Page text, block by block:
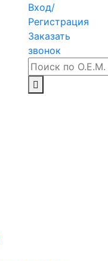
Вход/
Регистрация
Заказать
звонок